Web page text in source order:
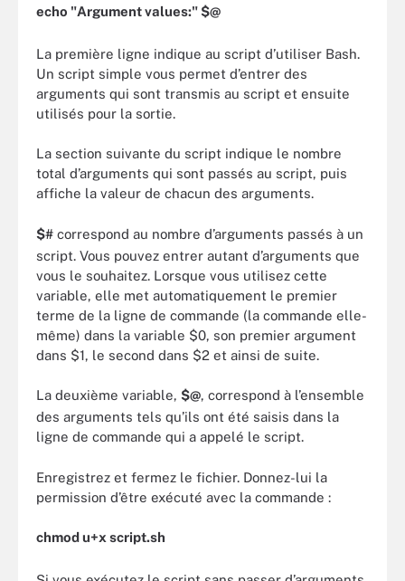
echo "Argument values:" $@
La première ligne indique au script d’utiliser Bash.
Un script simple vous permet d’entrer des
arguments qui sont transmis au script et ensuite
utilisés pour la sortie.
La section suivante du script indique le nombre
total d’arguments qui sont passés au script, puis
affiche la valeur de chacun des arguments.
$# correspond au nombre d’arguments passés à un
script. Vous pouvez entrer autant d’arguments que
vous le souhaitez. Lorsque vous utilisez cette
variable, elle met automatiquement le premier
terme de la ligne de commande (la commande elle-
même) dans la variable $0, son premier argument
dans $1, le second dans $2 et ainsi de suite.
La deuxième variable, $@, correspond à l’ensemble
des arguments tels qu’ils ont été saisis dans la
ligne de commande qui a appelé le script.
Enregistrez et fermez le fichier. Donnez-lui la
permission d’être exécuté avec la commande :
chmod u+x script.sh